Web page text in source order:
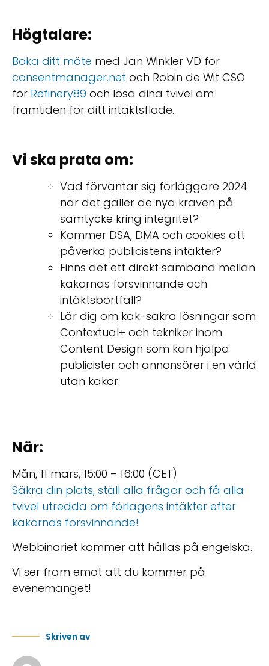
Högtalare:
Boka ditt möte med Jan Winkler VD för
consentmanager.net och Robin de Wit CSO
för Refinery89 och lösa dina tvivel om
framtiden för ditt intäktsflöde.
Vi ska prata om:
Vad förväntar sig förläggare 2024
när det gäller de nya kraven på
samtycke kring integritet?
Kommer DSA, DMA och cookies att
påverka publicistens intäkter?
Finns det ett direkt samband mellan
kakornas försvinnande och
intäktsbortfall?
Lär dig om kak-säkra lösningar som
Contextual+ och tekniker inom
Content Design som kan hjälpa
publicister och annonsörer i en värld
utan kakor.
När:
Mån, 11 mars, 15:00 – 16:00 (CET)
Säkra din plats, ställ alla frågor och få alla
tvivel utredda om förlagens intäkter efter
kakornas försvinnande!
Webbinariet kommer att hållas på engelska.
Vi ser fram emot att du kommer på
evenemanget!
Skriven av